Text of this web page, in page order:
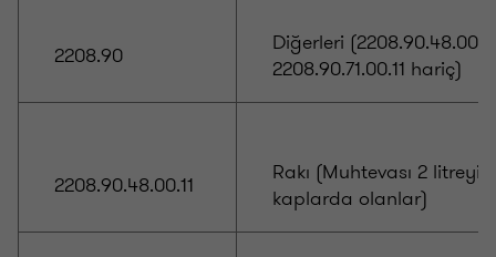
2208.90
Diğerleri
2208.90.71.00.11 hariç)
2208.90.48.00.11
Rakı (Muhtevası 2 litreyi
kaplarda olanlar)